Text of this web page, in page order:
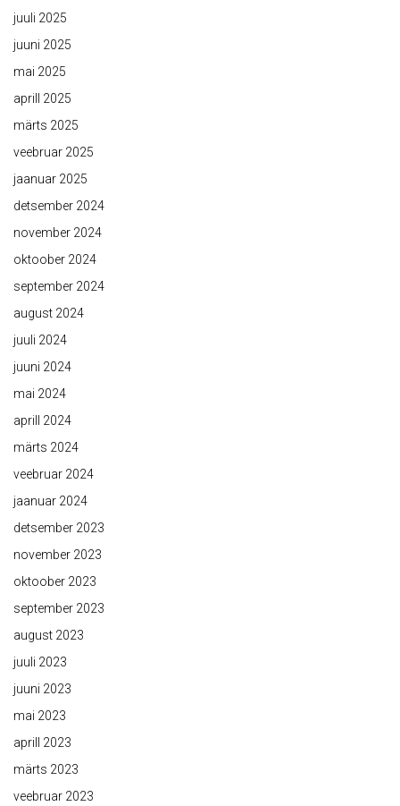
juuli 2025
juuni 2025
mai 2025
aprill 2025
märts 2025
veebruar 2025
jaanuar 2025
detsember 2024
november 2024
oktoober 2024
september 2024
august 2024
juuli 2024
juuni 2024
mai 2024
aprill 2024
märts 2024
veebruar 2024
jaanuar 2024
detsember 2023
november 2023
oktoober 2023
september 2023
august 2023
juuli 2023
juuni 2023
mai 2023
aprill 2023
märts 2023
veebruar 2023